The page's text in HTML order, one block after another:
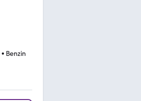
• Benzin